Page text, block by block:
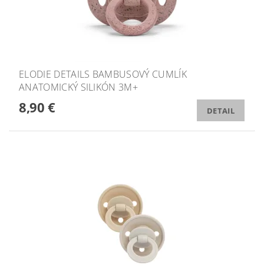
ELODIE DETAILS BAMBUSOVÝ CUMLÍK
ANATOMICKÝ SILIKÓN 3M+
8,90 € DETAIL